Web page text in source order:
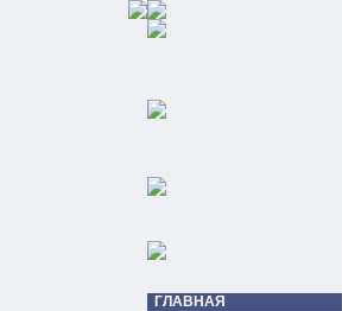
ГЛАВНАЯ